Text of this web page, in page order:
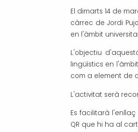
El dimarts 14 de
càrrec de Jordi
en l'àmbit
L'objectiu
lingüístics en
com a element de
L'activitat serà
Es facilitarà
QR que hi ha al